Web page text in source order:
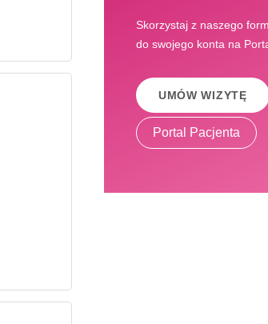
Skorzystaj z naszego
do swojego konta na
UMÓW WIZYTĘ
Portal Pacjenta